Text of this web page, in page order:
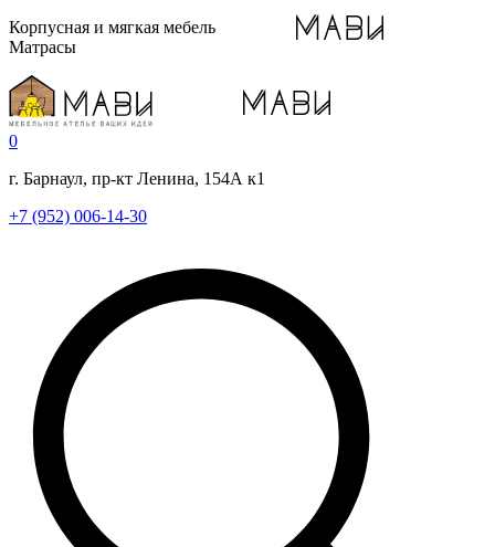
Корпусная и мягкая мебель
Матрасы
0
г. Барнаул, пр-кт Ленина, 154А к1
+7 (952) 006-14-30